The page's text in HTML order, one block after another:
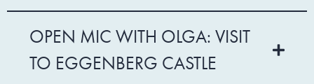
OPEN MIC WITH OLGA: VISIT
TO EGGENBERG CASTLE